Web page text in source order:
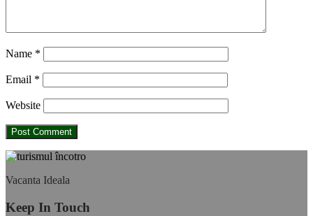
Name *
Email *
Website
Footer
Vacanta Ideala
Keep In Touch